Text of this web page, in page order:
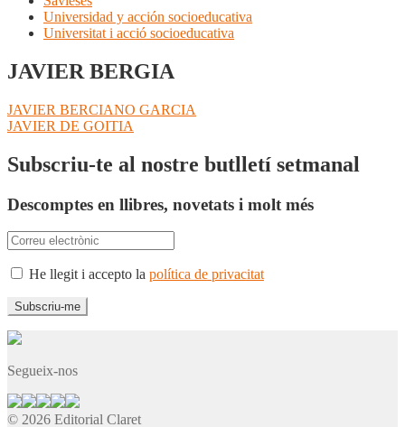
Universidad y acción socioeducativa
Universitat i acció socioeducativa
JAVIER BERGIA
Navegació
d'entrades
Entrada
anterior:
JAVIER BERCIANO GARCIA
Pròxima
JAVIER DE GOITIA
Subscriu-te al nostre butlletí setmanal
Descomptes en llibres, novetats i molt més
He llegit i accepto la política de privacitat
Segueix-nos
© 2026 Editorial Claret